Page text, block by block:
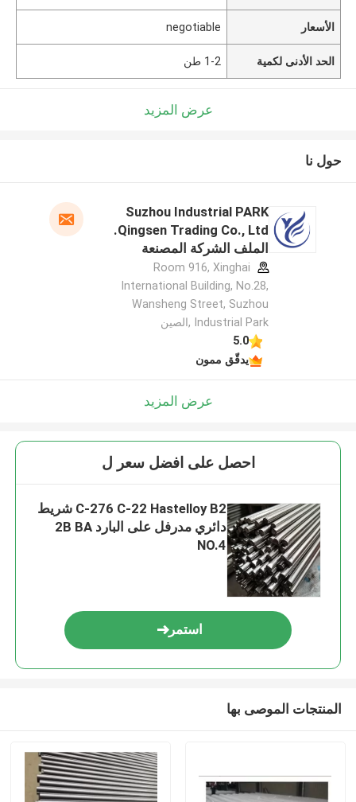
الأسعار negotiable
الحد الأدنى لكمية 1-2 طن
عرض المزيد
حول نا
Suzhou Industrial PARK
Qingsen Trading Co., Ltd.
الملف الشركة المصنعة
Room 916, Xinghai
International Building, No.28,
Wansheng Street, Suzhou
Industrial Park ,الصين
5.0
يدقّق ممون
عرض المزيد
احصل على افضل سعر ل
C-276 C-22 Hastelloy B2 شريط
دائري مدرفل على البارد 2B BA
NO.4
استمر
المنتجات الموصى بها